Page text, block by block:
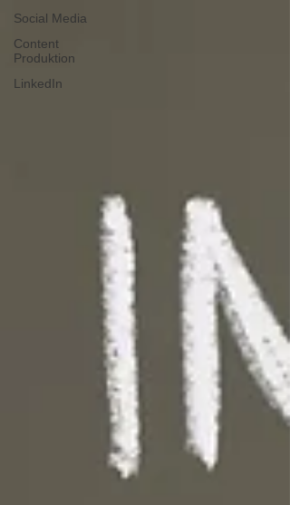
Social Media
Content
Produktion
LinkedIn